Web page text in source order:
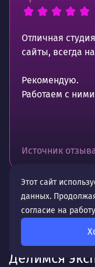
Отличная
сайты, всегда
Рекомендую.
Работаем с
Источник
Делимся
Этот сайт
данных.
согласие на